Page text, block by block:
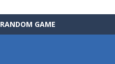
RANDOM GAME